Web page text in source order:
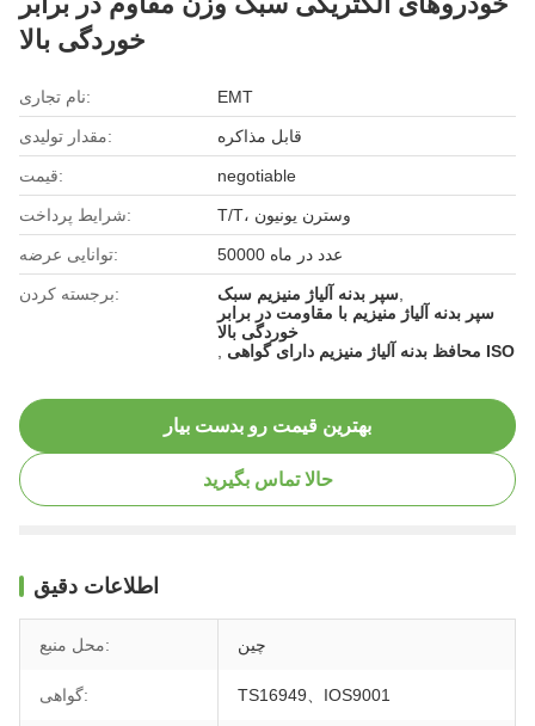
خوردگی بالا
نام تجاری: EMT
مقدار تولیدی: قابل مذاکره
قیمت: negotiable
شرایط پرداخت: T/T، وسترن یونیون
توانایی عرضه: 50000 عدد در ماه
برجسته کردن: سپر بدنه آلیاژ منیزیم سبک
سپر بدنه آلیاژ منیزیم با مقاومت در برابر
خوردگی بالا
محافظ بدنه آلیاژ منیزیم دارای گواهی ISO
بهترین قیمت رو بدست بیار
حالا تماس بگیرید
اطلاعات دقیق
محل منبع: چین
گواهی: TS16949、IOS9001